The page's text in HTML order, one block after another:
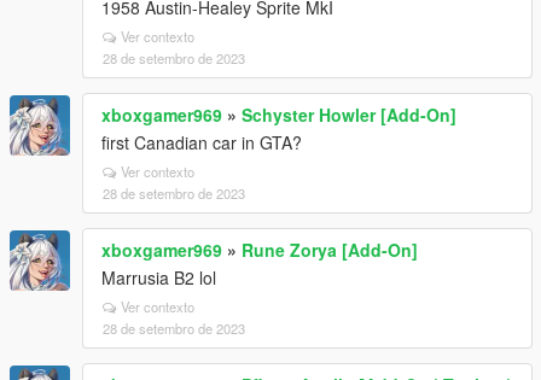
1958 Austin-Healey Sprite MkI
Ver contexto
28 de setembro de 2023
xboxgamer969 » Schyster Howler [Add-On]
first Canadian car in GTA?
Ver contexto
28 de setembro de 2023
xboxgamer969 » Rune Zorya [Add-On]
Marrusia B2 lol
Ver contexto
28 de setembro de 2023